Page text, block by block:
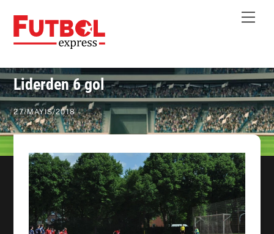
content
Liderden 6 gol
27/MAYIS/2018